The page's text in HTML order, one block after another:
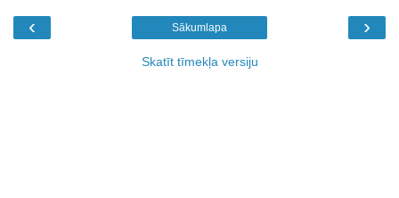
‹ ›
Sākumlapa
Skatīt tīmekļa versiju